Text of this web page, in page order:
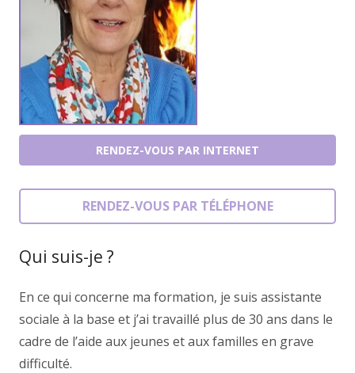
RENDEZ-VOUS PAR INTERNET
RENDEZ-VOUS PAR TÉLÉPHONE
Qui suis-je ?
En ce qui concerne ma formation, je suis assistante
sociale à la base et j’ai travaillé plus de 30 ans dans le
cadre de l’aide aux jeunes et aux familles en grave
difficulté.